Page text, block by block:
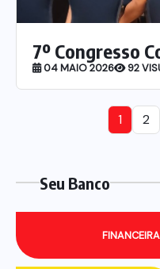
7º Congresso
04 MAIO 2026 92
1 2
Seu Banco